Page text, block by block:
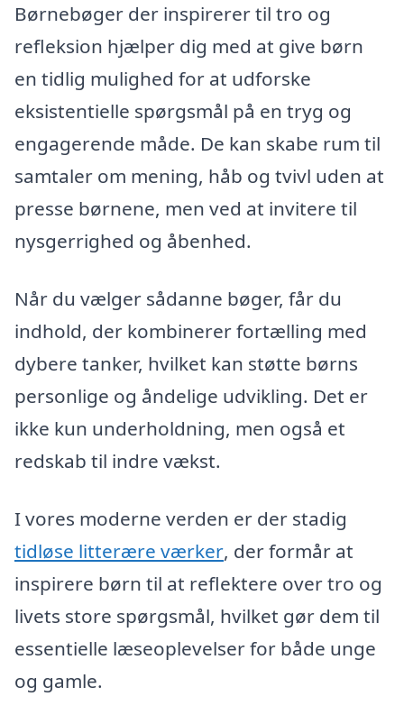
Børnebøger der inspirerer til tro og
refleksion hjælper dig med at give børn
en tidlig mulighed for at udforske
eksistentielle spørgsmål på en tryg og
engagerende måde. De kan skabe rum til
samtaler om mening, håb og tvivl uden at
presse børnene, men ved at invitere til
nysgerrighed og åbenhed.
Når du vælger sådanne bøger, får du
indhold, der kombinerer fortælling med
dybere tanker, hvilket kan støtte børns
personlige og åndelige udvikling. Det er
ikke kun underholdning, men også et
redskab til indre vækst.
I vores moderne verden er der stadig
tidløse litterære værker, der formår at
inspirere børn til at reflektere over tro og
livets store spørgsmål, hvilket gør dem til
essentielle læseoplevelser for både unge
og gamle.